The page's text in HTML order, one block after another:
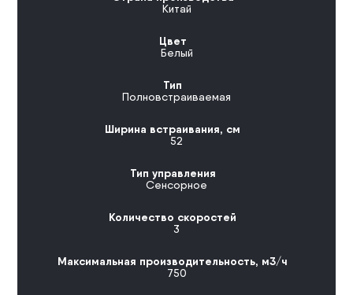
Китай
Цвет
Белый
Тип
Полновстраиваемая
Ширина встраивания, см
52
Тип управления
Сенсорное
Количество скоростей
3
Максимальная производительность, м3/ч
750